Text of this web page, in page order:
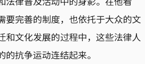
完善的制度，也依托于大众的文
和文化发展的过程中，这些法律人
抗争运动连结起来。